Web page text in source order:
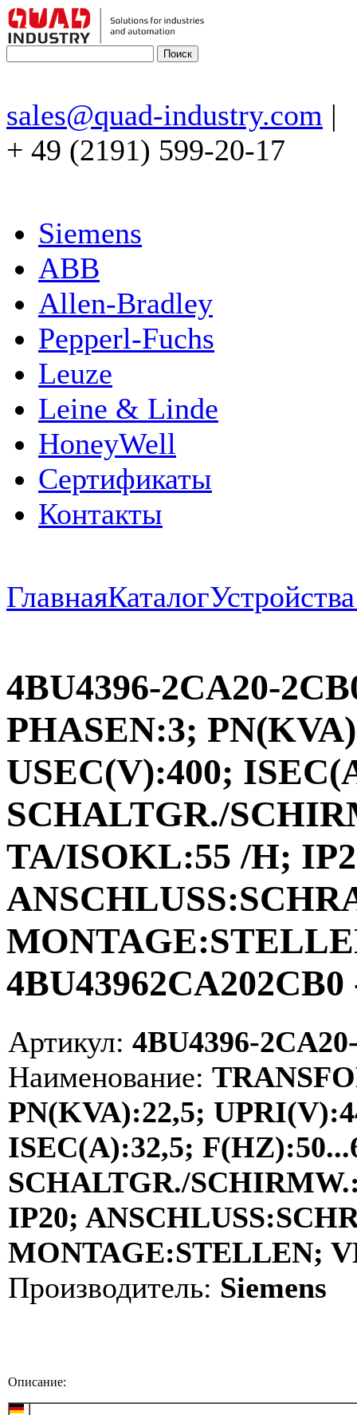
sales@quad-industry.com |
+ 49 (2191) 599-20-17
Siemens
ABB
Allen-Bradley
Pepperl-Fuchs
Leuze
Leine & Linde
HoneyWell
Сертификаты
Контакты
ГлавнаяКаталог
4BU4396-2CA20-
PHASEN:3;
USEC(V):400;
SCHALTGR./
TA/ISOKL:55 /H;
Артикул: 4BU4396-
Наименование:
PN(KVA):22,5;
ISEC(A):32,5;
SCHALTGR./
IP20;
MONTAGE:STELLEN;
Производитель: Siemens
Описание: